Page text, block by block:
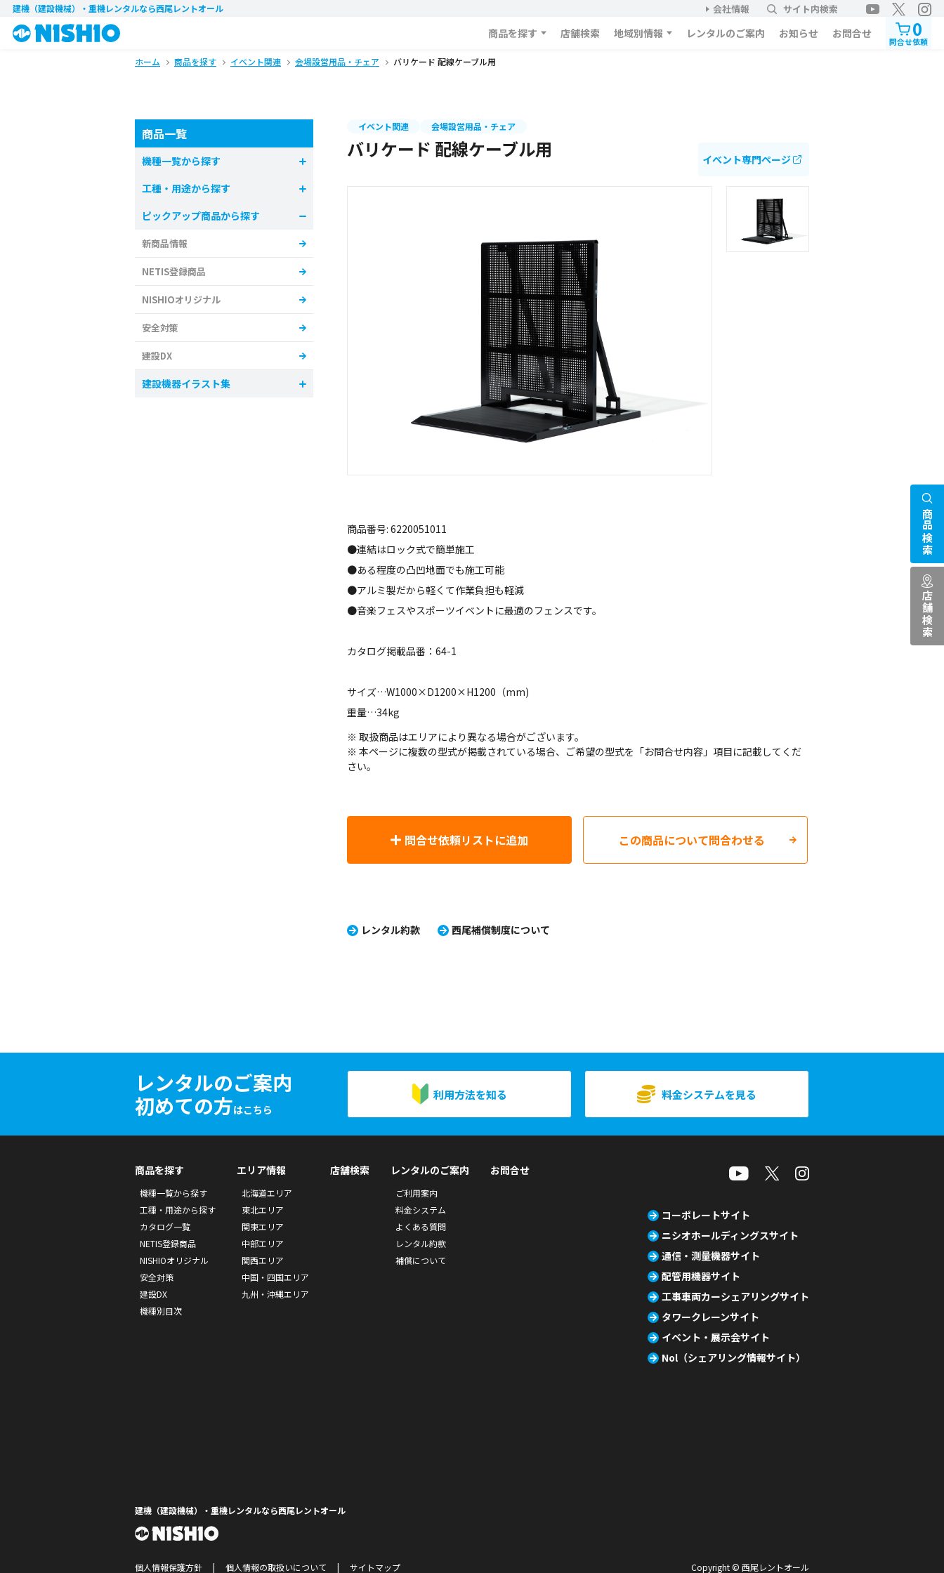
建機（建設機械）・重機レンタルなら西尾レントオール 会社情報 サイト内検索
商品を探す 店舗検索 地域別情報 レンタルのご案内 お知らせ お問合せ 0
問合せ依頼
ホーム 商品を探す イベント関連 会場設営用品・チェア バリケード 配線ケーブル用
イベント関連 会場設営用品・チェア
バリケード 配線ケーブル用 イベント専門ページ
商品番号: 6220051011
●連結はロック式で簡単施工
●ある程度の凸凹地面でも施工可能
●アルミ製だから軽くて作業負担も軽減
●音楽フェスやスポーツイベントに最適のフェンスです。
カタログ掲載品番：64-1
サイズ…W1000×D1200×H1200（mm)
重量…34kg
※ 取扱商品はエリアにより異なる場合がございます。
※ 本ページに複数の型式が掲載されている場合、ご希望の型式を「お問合せ内容」項目に記載してくだ
さい。
問合せ依頼リストに追加 この商品について問合わせる
レンタル約款 西尾補償制度について
商品一覧
機種一覧から探す
工種・用途から探す
ピックアップ商品から探す
新商品情報
NETIS登録商品
NISHIOオリジナル
安全対策
建設DX
建設機器イラスト集
レンタルのご案内
初めての方はこちら
利用方法を知る 料金システムを見る
商品検索
店舗検索
商品を探す
機種一覧から探す
工種・用途から探す
カタログ一覧
NETIS登録商品
NISHIOオリジナル
安全対策
建設DX
機種別目次
エリア情報
北海道エリア
東北エリア
関東エリア
中部エリア
関西エリア
中国・四国エリア
九州・沖縄エリア
店舗検索 レンタルのご案内
ご利用案内
料金システム
よくある質問
レンタル約款
補償について
お問合せ
コーポレートサイト
ニシオホールディングスサイト
通信・測量機器サイト
配管用機器サイト
工事車両カーシェアリングサイト
タワークレーンサイト
イベント・展示会サイト
Nol（シェアリング情報サイト）
建機（建設機械）・重機レンタルなら西尾レントオール
個人情報保護方針 個人情報の取扱いについて サイトマップ Copyright © 西尾レントオール